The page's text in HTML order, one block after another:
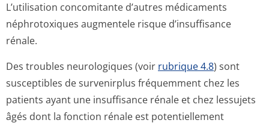
L’utilisation concomitante d’autres médicaments
néphrotoxiques augmentele risque d’insuffisance
rénale.
Des troubles neurologiques (voir rubrique 4.8) sont
susceptibles de survenirplus fréquemment chez les
patients ayant une insuffisance rénale et chez lessujets
âgés dont la fonction rénale est potentiellement